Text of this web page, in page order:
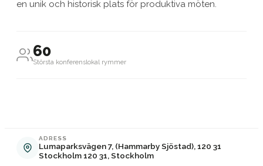
en unik och historisk plats för produktiva möten.
60
Största konferenslokal rymmer
ADRESS
Lumaparksvägen 7, (Hammarby Sjöstad), 120 31
Stockholm 120 31, Stockholm